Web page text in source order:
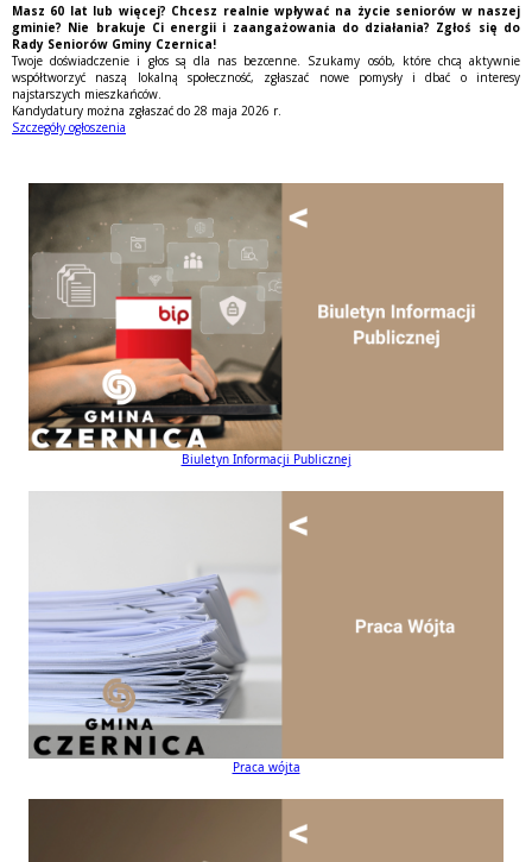
Masz 60 lat lub więcej? Chcesz realnie wpływać na życie seniorów w naszej
gminie? Nie brakuje Ci energii i zaangażowania do działania? Zgłoś się do
Rady Seniorów Gminy Czernica!
Twoje doświadczenie i głos są dla nas bezcenne. Szukamy osób, które chcą aktywnie
współtworzyć naszą lokalną społeczność, zgłaszać nowe pomysły i dbać o interesy
najstarszych mieszkańców.
Kandydatury można zgłaszać do 28 maja 2026 r.
Szczegóły ogłoszenia
Biuletyn Informacji Publicznej
Praca wójta